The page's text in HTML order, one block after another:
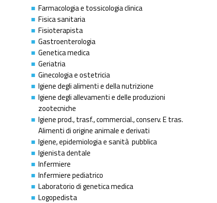
Farmacologia e tossicologia clinica
Fisica sanitaria
Fisioterapista
Gastroenterologia
Genetica medica
Geriatria
Ginecologia e ostetricia
Igiene degli alimenti e della nutrizione
Igiene degli allevamenti e delle produzioni
zootecniche
Igiene prod., trasf., commercial., conserv. E tras.
Alimenti di origine animale e derivati
Igiene, epidemiologia e sanità pubblica
Igienista dentale
Infermiere
Infermiere pediatrico
Laboratorio di genetica medica
Logopedista